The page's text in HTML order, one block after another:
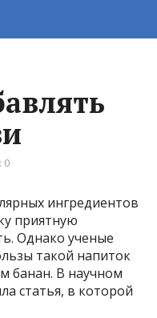
0
ингредиентов
приятную
Однако ученые
такой напиток
банан. В научном
статья, в которой